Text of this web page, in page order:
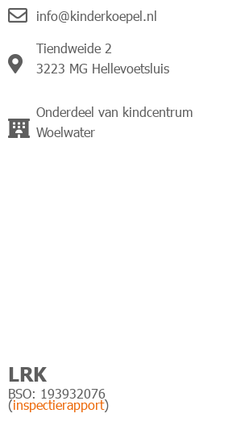
info@kinderkoepel.nl
Tiendweide 2
3223 MG Hellevoetsluis
Onderdeel van kindcentrum
Woelwater
LRK
BSO: 193932076
(inspectierapport)